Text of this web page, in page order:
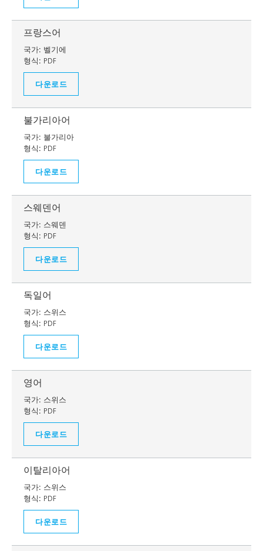
프랑스어
국가: 벨기에
형식: PDF
다운로드
불가리아어
국가: 불가리아
형식: PDF
다운로드
스웨덴어
국가: 스웨덴
형식: PDF
다운로드
독일어
국가: 스위스
형식: PDF
다운로드
영어
국가: 스위스
형식: PDF
다운로드
이탈리아어
국가: 스위스
형식: PDF
다운로드